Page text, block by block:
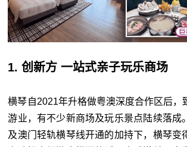
1. 创新方 一站式亲子玩乐商场
横琴自2021年升格做粤澳深度合作区后，
游业，有不少新商场及玩乐景点陆续落成
及澳门轻轨横琴线开通的加持下，横琴变